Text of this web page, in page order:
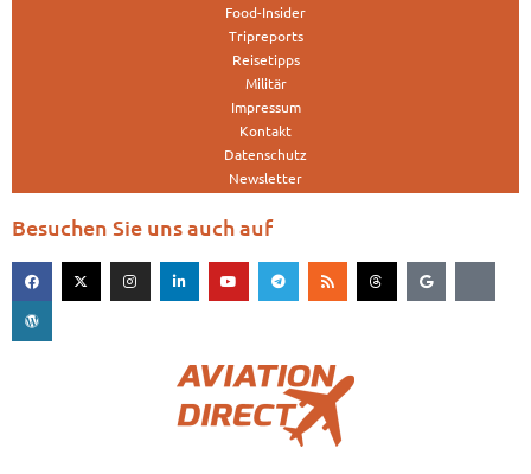
Food-Insider
Tripreports
Reisetipps
Militär
Impressum
Kontakt
Datenschutz
Newsletter
Besuchen Sie uns auch auf